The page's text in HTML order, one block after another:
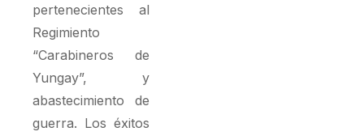
pertenecientes al
Regimiento
“Carabineros de
Yungay”, y
abastecimiento de
guerra. Los éxitos